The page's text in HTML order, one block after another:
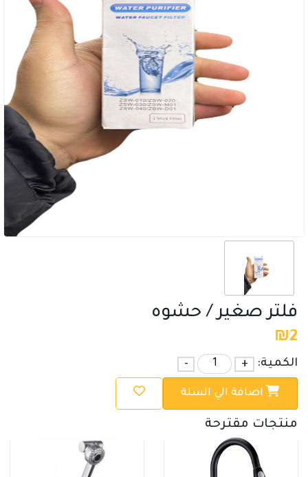
فلتر صغير / حشوه
₪2
الكمية: +
-
اضافة الي السلة
منتجات مقترحة